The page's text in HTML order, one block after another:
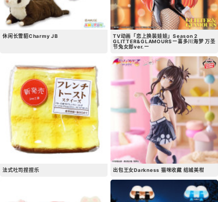
休闲长雪貂Charmy JB
TV动画「恋上换装娃娃」Season 2
GLITTER&GLAMOURSー喜多川海梦 万圣
节兔女郎ver.ー
法式吐司捏捏乐 出包王女Darkness 猫咪收藏 结城美柑